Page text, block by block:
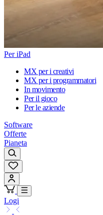
Per iPad
MX per i creativi
MX per i programmatori
In movimento
Per il gioco
Per le aziende
Software
Offerte
Pianeta
Logi